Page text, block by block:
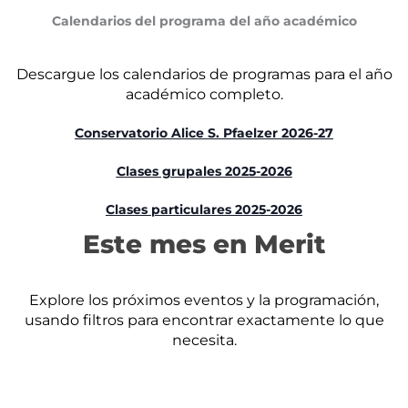
Calendarios del programa del año académico
Descargue los calendarios de programas para el año
académico completo.
Conservatorio Alice S. Pfaelzer 2026-27
Clases grupales 2025-2026
Clases particulares 2025-2026
Este mes en Merit
Explore los próximos eventos y la programación,
usando filtros para encontrar exactamente lo que
necesita.